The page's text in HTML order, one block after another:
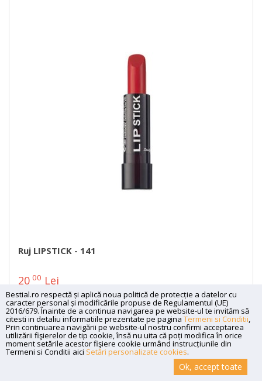
Ruj LIPSTICK - 141
20 00 Lei
Bestial.ro respectă și aplică noua politică de protecție a datelor cu
caracter personal și modificările propuse de Regulamentul (UE)
2016/679. Înainte de a continua navigarea pe website-ul te invităm să
citesti in detaliu informatiile prezentate pe pagina Termeni si Conditii,
Prin continuarea navigării pe website-ul nostru confirmi acceptarea
utilizării fişierelor de tip cookie, însă nu uita că poți modifica în orice
moment setările acestor fişiere cookie urmând instrucțiunile din
Termeni si Conditii aici Setări personalizate cookies.
Ok, accept toate